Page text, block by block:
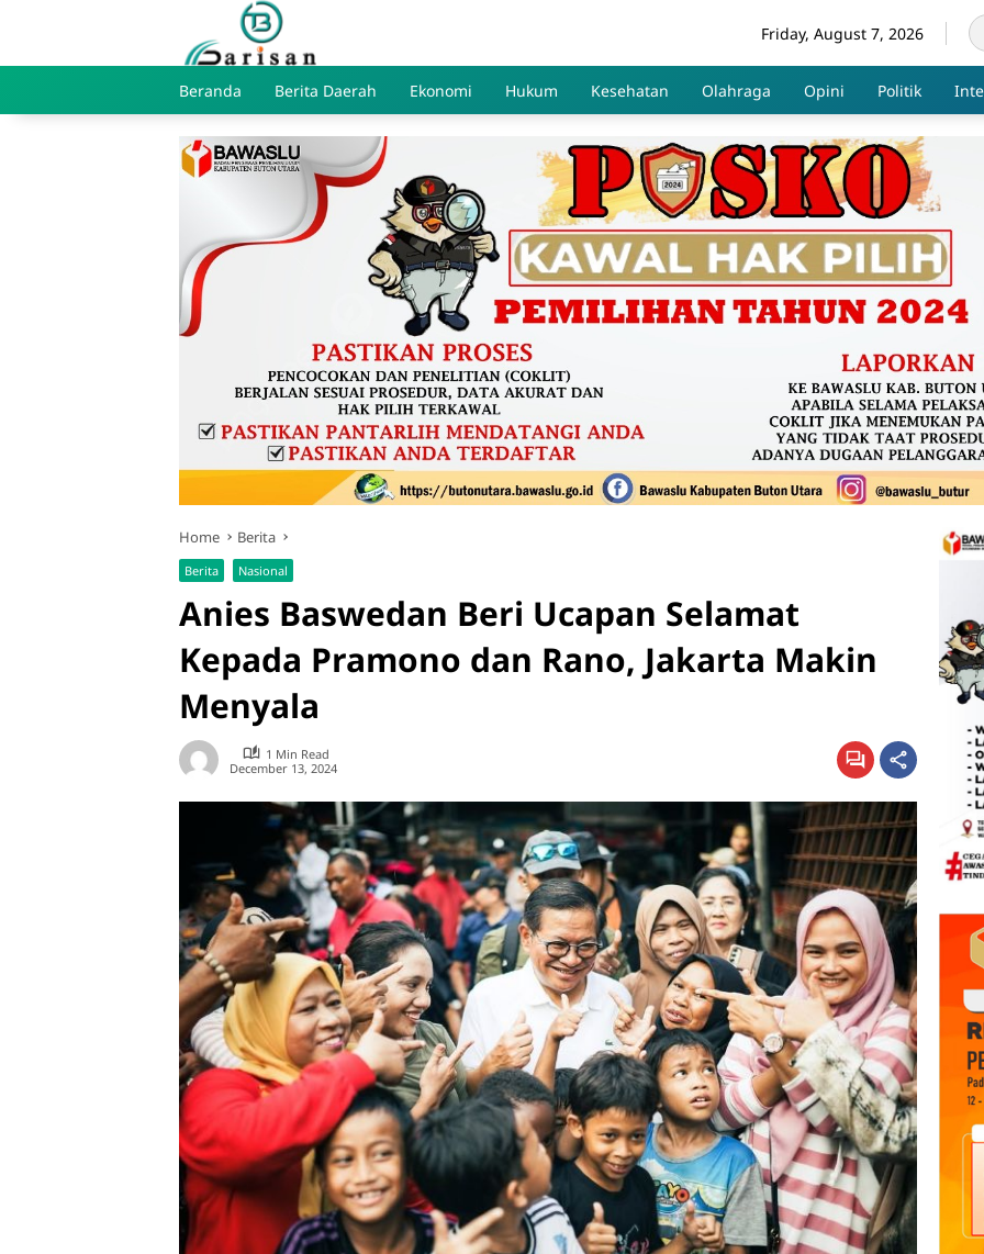
Friday, August 7, 2026
Beranda Berita Daerah Ekonomi Hukum Kesehatan Olahraga Opini Politik
Home Berita
Berita Nasional
Anies Baswedan Beri Ucapan Selamat
Kepada Pramono dan Rano, Jakarta Makin
Menyala
1 Min Read
December 13, 2024